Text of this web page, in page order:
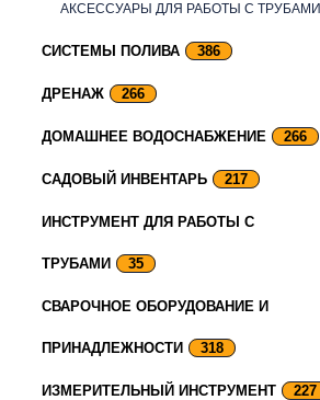
АКСЕССУАРЫ ДЛЯ РАБОТЫ С ТРУБАМИ
СИСТЕМЫ ПОЛИВА 386
ДРЕНАЖ 266
ДОМАШНЕЕ ВОДОСНАБЖЕНИЕ 266
САДОВЫЙ ИНВЕНТАРЬ 217
ИНСТРУМЕНТ ДЛЯ РАБОТЫ С
ТРУБАМИ 35
СВАРОЧНОЕ ОБОРУДОВАНИЕ И
ПРИНАДЛЕЖНОСТИ 318
ИЗМЕРИТЕЛЬНЫЙ ИНСТРУМЕНТ 227